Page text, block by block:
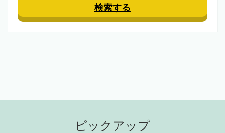
検索する
ピックアップ